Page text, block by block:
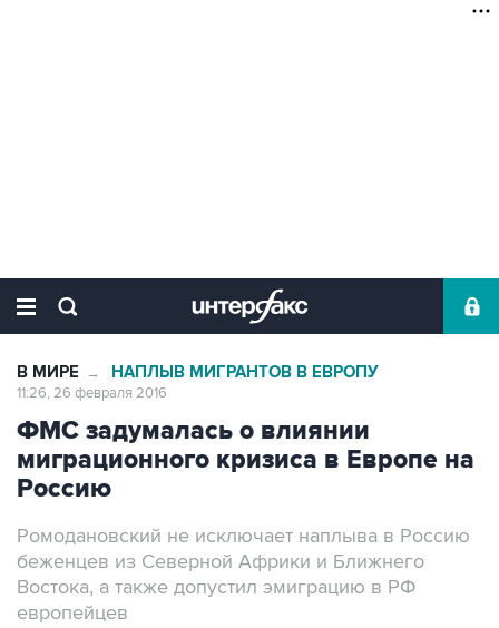
В МИРЕ → НАПЛЫВ МИГРАНТОВ В ЕВРОПУ
11:26, 26 февраля 2016
ФМС задумалась о влиянии
миграционного кризиса в Европе на
Россию
Ромодановский не исключает наплыва в Россию
беженцев из Северной Африки и Ближнего
Востока, а также допустил эмиграцию в РФ
европейцев